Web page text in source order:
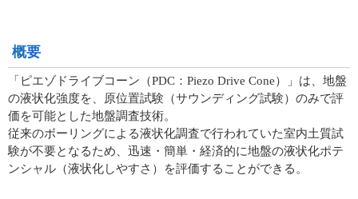
概要
「ピエゾドライブコーン（PDC：Piezo Drive Cone）」は、地盤
の液状化強度を、原位置試験（サウンディング試験）のみで評
価を可能とした地盤調査技術。
従来のボーリングによる液状化調査で行われていた室内土質試
験が不要となるため、迅速・簡単・経済的に地盤の液状化ポテ
ンシャル（液状化しやすさ）を評価することができる。